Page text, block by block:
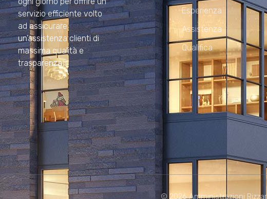
servizio efficiente volto
ad assicurare
un’assistenza clienti di
massima qualità e
trasparenza.
Esperienza
Assistenza
Qualifica
© 2026 Amministrazioni